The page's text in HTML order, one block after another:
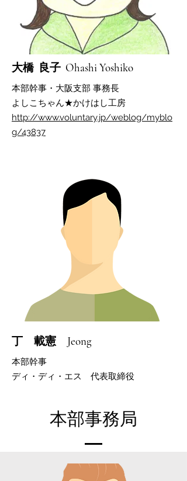
​大橋 良子 Ohashi Yoshiko
本部幹事・大阪支部 事務長
よしこちゃん★かけはし工房​​
http://www.voluntary.jp/weblog/myblo
g/43837
​丁 載憲 Jeong
本部幹事
​ディ・ディ・エス 代表取締役
​本部事務局